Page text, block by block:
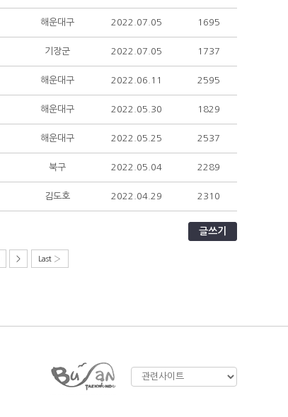
해운대구 2022.07.05 1695
기장군 2022.07.05 1737
해운대구 2022.06.11 2595
해운대구 2022.05.30 1829
해운대구 2022.05.25 2537
북구 2022.05.04 2289
김도호 2022.04.29 2310
글쓰기
> Last ›